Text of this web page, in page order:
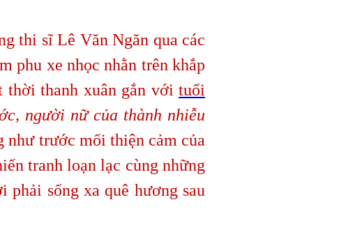
thi sĩ Lê Văn Ngăn qua các
phu xe nhọc nhằn trên khắp
thời thanh xuân gắn với tuổi
người nữ của thành nhiễu
như trước mối thiện cảm của
tranh loạn lạc cùng những
sống xa quê hương sau